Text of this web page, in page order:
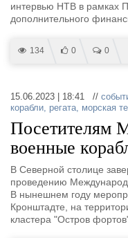
интервью НТВ в рамках
дополнительного
134 0 0
15.06.2023 | 18:41 //
корабли, регата, морская
Посетителям
военные
В Северной столице
проведению
В нынешнем году
Кронштадте, на
кластера "Остров